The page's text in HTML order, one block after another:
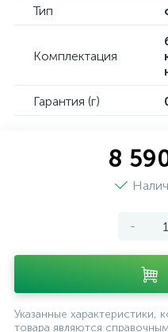
Тип
Комплектация
Гарантия (г)
8
-
Указанные характеристики,
товара являются